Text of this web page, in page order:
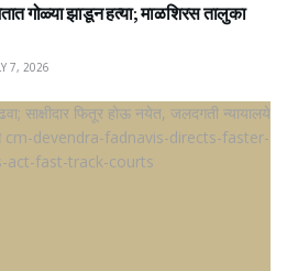
गोळ्या झाडून हत्या; माळशिरस तालुका
7, 2026